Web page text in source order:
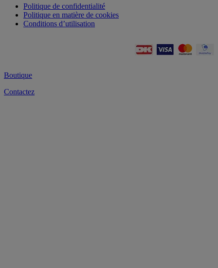
Politique de confidentialité
Politique en matière de cookies
Conditions d’utilisation
Boutique
Contactez